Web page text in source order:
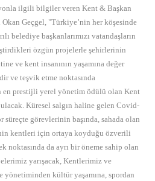
ilgili bilgiler veren Kent & Başkan
Geçgel, "Türkiye’nin her köşesinde
belediye başkanlarımızı vatandaşların
özgün projelerle şehirlerinin
ve kent insanının yaşamına değer
ve teşvik etme noktasında
prestijli yerel yönetim ödülü olan Kent
Küresel salgın haline gelen Covid-
süreçte görevlerinin başında, sahada olan
kentleri için ortaya koyduğu özverili
noktasında da ayrı bir öneme sahip olan
yarışacak, Kentlerimiz ve
yönetiminden kültür yaşamına, spordan